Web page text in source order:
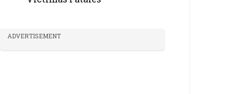
ADVERTISEMENT